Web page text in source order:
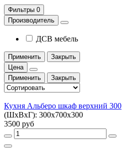
Фильтры 0
Производитель
ДСВ мебель
Применить
Закрыть
Цена
Применить
Закрыть
Кухня Альберо шкаф верхний 300
(ШхВхГ): 300х700х300
3500 руб